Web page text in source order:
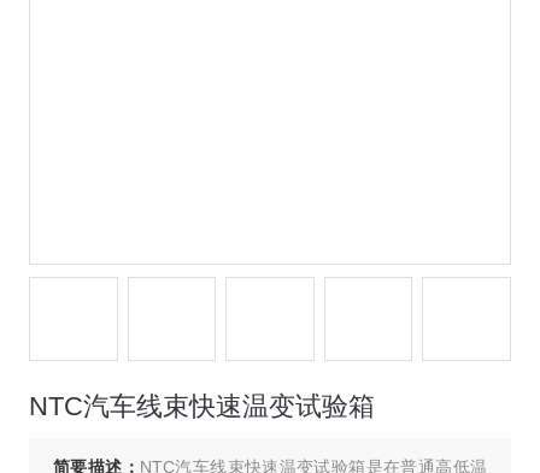
NTC汽车线束快速温变试验箱
简要描述： NTC汽车线束快速温变试验箱是在普通高低温